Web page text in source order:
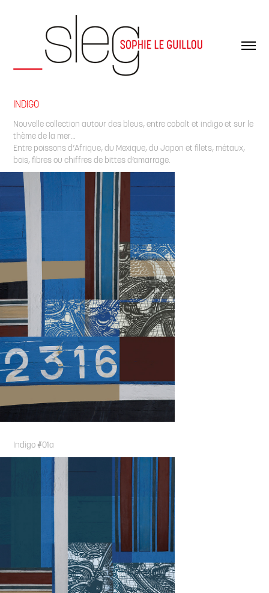
INDIGO
Nouvelle collection autour des bleus, entre cobalt et indigo et sur le
thème de la mer…
Entre poissons d’Afrique, du Mexique, du Japon et filets, métaux,
bois, fibres ou chiffres de bittes d’amarrage.
Indigo #01a